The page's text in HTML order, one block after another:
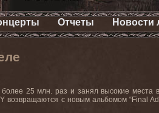
Отчеты Новости
25 млн. раз и занял высокие
возвращаются с новым альбомом “Final